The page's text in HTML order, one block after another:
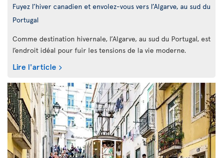
Fuyez l’hiver canadien et envolez-vous vers l’Algarve, au sud du
Portugal
Comme destination hivernale, l’Algarve, au sud du Portugal, est
l’endroit idéal pour fuir les tensions de la vie moderne.
Lire l'article